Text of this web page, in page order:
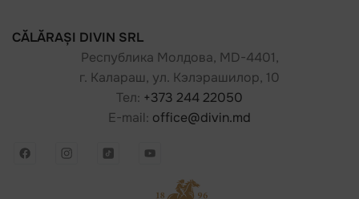
CĂLĂRAȘI DIVIN SRL
Республика Молдова, MD-4401,
г. Калараш, ул. Кэлэрашилор, 10
Тел: +373 244 22050
E-mail: office@divin.md